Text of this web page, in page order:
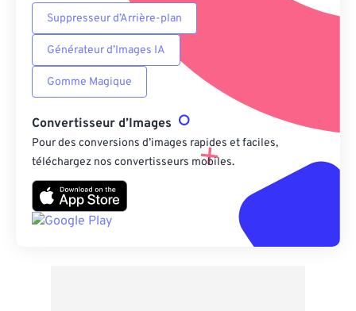
Suppresseur d’Arrière-plan
Générateur d’Images IA
Gomme Magique
Convertisseur d’Images
Pour des conversions d’images rapides et faciles,
téléchargez nos convertisseurs mobiles.